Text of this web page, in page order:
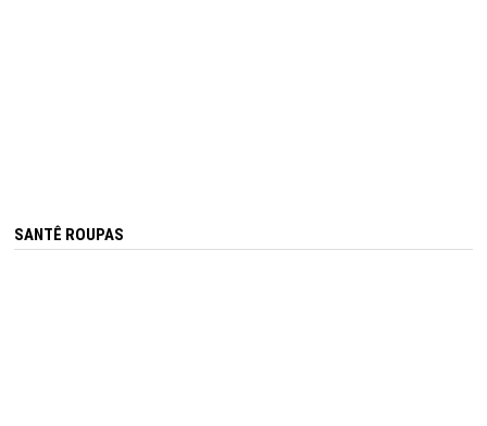
SANTÊ ROUPAS